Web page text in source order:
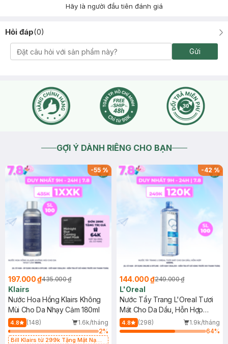
Hãy là người đầu tiên đánh giá
Hỏi đáp(0)
Gửi
GỢI Ý DÀNH RIÊNG CHO BẠN
-55%
197.000 ₫435.000 ₫
Klairs
Nước Hoa Hồng Klairs Không
Mùi Cho Da Nhạy Cảm 180ml
4.8 (148)
1.6k/tháng
2%
Bill Klairs từ 299k Tặng Mặt Nạ
-42%
144.000 ₫249.000 ₫
L'Oreal
Nước Tẩy Trang L'Oreal Tươi
Mát Cho Da Dầu, Hỗn Hợp
400ml
4.8 (298)
1.9k/tháng
64%